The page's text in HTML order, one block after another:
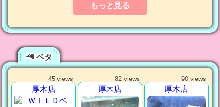
もっと見る
ベタ
45 views
厚木店
82 views
厚木店
90 views
厚木店